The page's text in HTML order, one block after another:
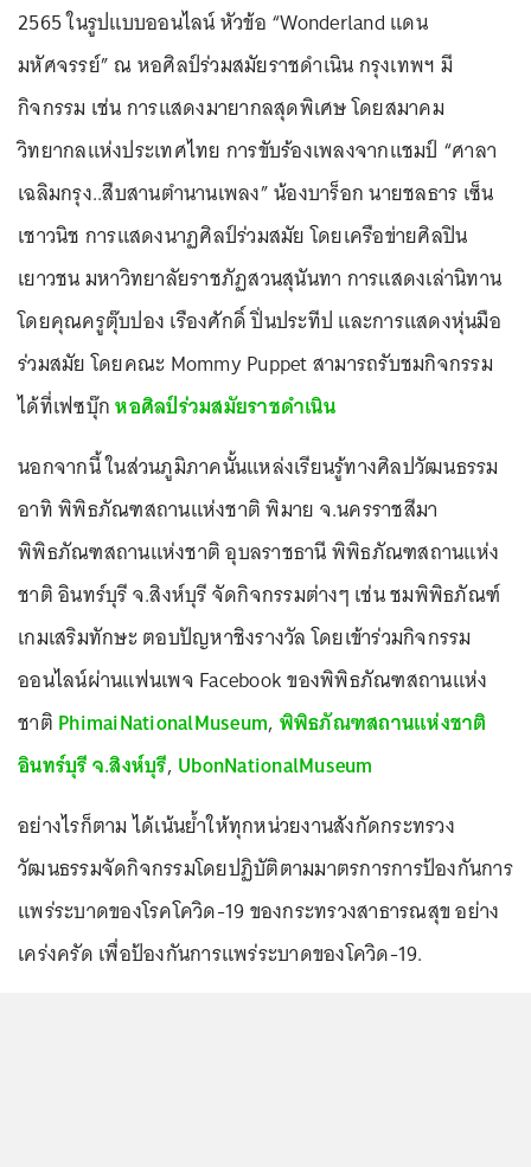
2565 ในรูปแบบออนไลน์ หัวข้อ “Wonderland แดน
มหัศจรรย์” ณ หอศิลป์ร่วมสมัยราชดำเนิน กรุงเทพฯ มี
กิจกรรม เช่น การแสดงมายากลสุดพิเศษ โดยสมาคม
วิทยากลแห่งประเทศไทย การขับร้องเพลงจากแชมป์ “ศาลา
เฉลิมกรุง..สืบสานตำนานเพลง” น้องบาร็อก นายชลธาร เซ็น
เชาวนิช การแสดงนาฏศิลป์ร่วมสมัย โดยเครือข่ายศิลปิน
เยาวชน มหาวิทยาลัยราชภัฏสวนสุนันทา การแสดงเล่านิทาน
โดยคุณครูตุ๊บปอง เรืองศักดิ์ ปิ่นประทีป และการแสดงหุ่นมือ
ร่วมสมัย โดยคณะ Mommy Puppet สามารถรับชมกิจกรรม
ได้ที่เฟซบุ๊กหอศิลป์ร่วมสมัยราชดำเนิน
นอกจากนี้ ในส่วนภูมิภาคนั้นแหล่งเรียนรู้ทางศิลปวัฒนธรรม
อาทิ พิพิธภัณฑสถานแห่งชาติ พิมาย จ.นครราชสีมา
พิพิธภัณฑสถานแห่งชาติ อุบลราชธานี พิพิธภัณฑสถานแห่ง
ชาติ อินทร์บุรี จ.สิงห์บุรี จัดกิจกรรมต่างๆ เช่น ชมพิพิธภัณฑ์
เกมเสริมทักษะ ตอบปัญหาชิงรางวัล โดยเข้าร่วมกิจกรรม
ออนไลน์ผ่านแฟนเพจ Facebook ของพิพิธภัณฑสถานแห่ง
ชาติ PhimaiNationalMuseum, พิพิธภัณฑสถานแห่งชาติ
อินทร์บุรี จ.สิงห์บุรี, UbonNationalMuseum
อย่างไรก็ตาม ได้เน้นย้ำให้ทุกหน่วยงานสังกัดกระทรวง
วัฒนธรรมจัดกิจกรรมโดยปฏิบัติตามมาตรการการป้องกันการ
แพร่ระบาดของโรคโควิด-19 ของกระทรวงสาธารณสุข อย่าง
เคร่งครัด เพื่อป้องกันการแพร่ระบาดของโควิด-19.